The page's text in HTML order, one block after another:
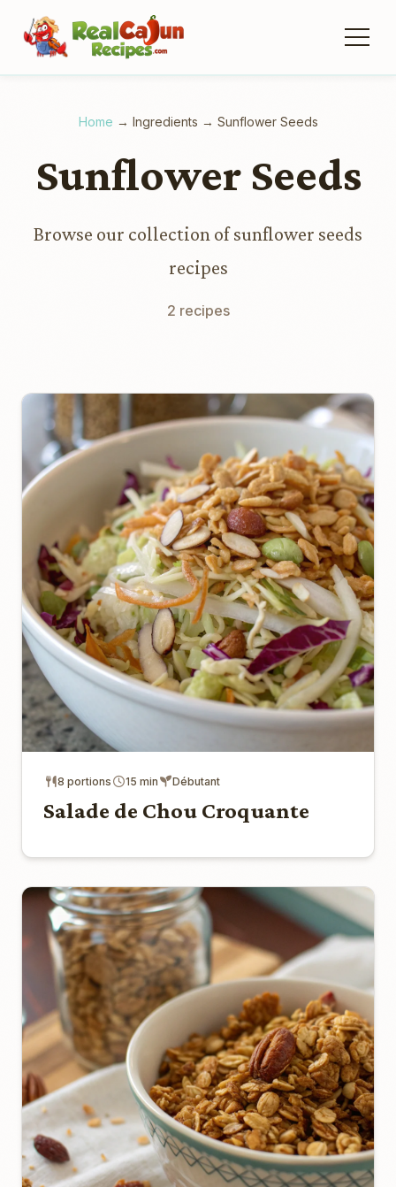
Home → Ingredients → Sunflower Seeds
Sunflower Seeds
Browse our collection of sunflower seeds
recipes
2 recipes
8 portions 15 min Débutant
Salade de Chou Croquante